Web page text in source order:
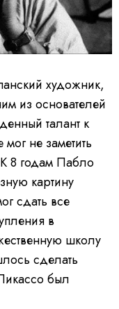
художник,
из основателей
талант к
не заметить
8 годам Пабло
картину
сдать все
в
школу
сделать
был